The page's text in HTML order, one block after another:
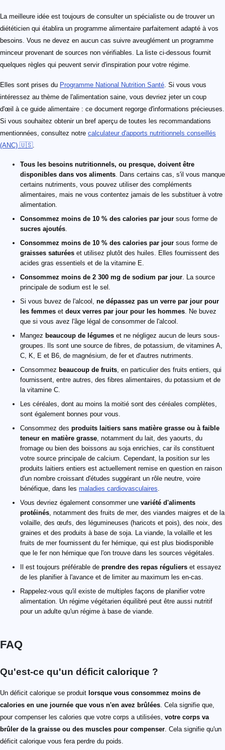
La meilleure idée est toujours de consulter un spécialiste ou de trouver un
diététicien qui établira un programme alimentaire parfaitement adapté à vos
besoins. Vous ne devez en aucun cas suivre aveuglément un programme
minceur provenant de sources non vérifiables. La liste ci-dessous fournit
quelques règles qui peuvent servir d'inspiration pour votre régime.
Elles sont prises du Programme National Nutrition Santé. Si vous vous
intéressez au thème de l'alimentation saine, vous devriez jeter un coup
d'œil à ce guide alimentaire : ce document regorge d'informations précieuses.
Si vous souhaitez obtenir un bref aperçu de toutes les recommandations
mentionnées, consultez notre calculateur d'apports nutritionnels conseillés
(ANC) 🇺🇸.
Tous les besoins nutritionnels, ou presque, doivent être
disponibles dans vos aliments. Dans certains cas, s'il vous manque
certains nutriments, vous pouvez utiliser des compléments
alimentaires, mais ne vous contentez jamais de les substituer à votre
alimentation.
Consommez moins de 10 % des calories par jour sous forme de
sucres ajoutés.
Consommez moins de 10 % des calories par jour sous forme de
graisses saturées et utilisez plutôt des huiles. Elles fournissent des
acides gras essentiels et de la vitamine E.
Consommez moins de 2 300 mg de sodium par jour. La source
principale de sodium est le sel.
Si vous buvez de l'alcool, ne dépassez pas un verre par jour pour
les femmes et deux verres par jour pour les hommes. Ne buvez
que si vous avez l'âge légal de consommer de l'alcool.
Mangez beaucoup de légumes et ne négligez aucun de leurs sous-
groupes. Ils sont une source de fibres, de potassium, de vitamines A,
C, K, E et B6, de magnésium, de fer et d'autres nutriments.
Consommez beaucoup de fruits, en particulier des fruits entiers, qui
fournissent, entre autres, des fibres alimentaires, du potassium et de
la vitamine C.
Les céréales, dont au moins la moitié sont des céréales complètes,
sont également bonnes pour vous.
Consommez des produits laitiers sans matière grasse ou à faible
teneur en matière grasse, notamment du lait, des yaourts, du
fromage ou bien des boissons au soja enrichies, car ils constituent
votre source principale de calcium. Cependant, la position sur les
produits laitiers entiers est actuellement remise en question en raison
d'un nombre croissant d'études suggérant un rôle neutre, voire
bénéfique, dans les maladies cardiovasculaires.
Vous devriez également consommer une variété d'aliments
protéinés, notamment des fruits de mer, des viandes maigres et de la
volaille, des œufs, des légumineuses (haricots et pois), des noix, des
graines et des produits à base de soja. La viande, la volaille et les
fruits de mer fournissent du fer hémique, qui est plus biodisponible
que le fer non hémique que l'on trouve dans les sources végétales.
Il est toujours préférable de prendre des repas réguliers et essayez
de les planifier à l'avance et de limiter au maximum les en-cas.
Rappelez-vous qu'il existe de multiples façons de planifier votre
alimentation. Un régime végétarien équilibré peut être aussi nutritif
pour un adulte qu'un régime à base de viande.
FAQ
Qu'est-ce qu'un déficit calorique ?
Un déficit calorique se produit lorsque vous consommez moins de
calories en une journée que vous n'en avez brûlées. Cela signifie que,
pour compenser les calories que votre corps a utilisées, votre corps va
brûler de la graisse ou des muscles pour compenser. Cela signifie qu'un
déficit calorique vous fera perdre du poids.